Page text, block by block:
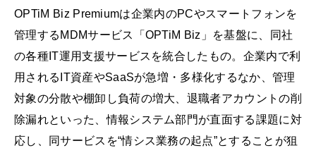
OPTiM Biz Premiumは企業内のPCやスマートフォンを
管理するMDMサービス「OPTiM Biz」を基盤に、同社
の各種IT運用支援サービスを統合したもの。企業内で利
用されるIT資産やSaaSが急増・多様化するなか、管理
対象の分散や棚卸し負荷の増大、退職者アカウントの削
除漏れといった、情報システム部門が直面する課題に対
応し、同サービスを“情シス業務の起点”とすることが狙